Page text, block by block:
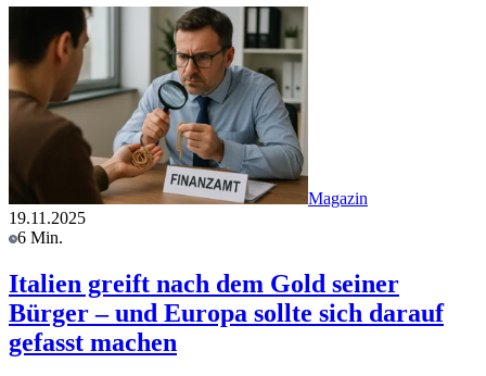
Magazin
19.11.2025
6 Min.
Italien greift nach dem Gold seiner
Bürger – und Europa sollte sich darauf
gefasst machen